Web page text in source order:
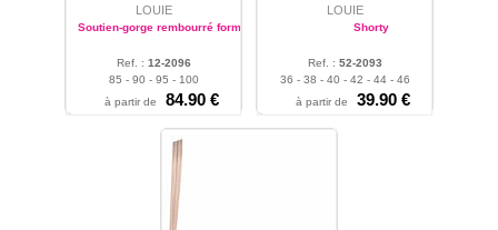
LOUIE
Soutien-gorge rembourré forme coeur
Ref. : 12-2096
85 - 90 - 95 - 100
à partir de
84.90 €
LOUIE
Shorty
Ref. : 52-2093
36 - 38 - 40 - 42 - 44 - 46
à partir de
39.90 €